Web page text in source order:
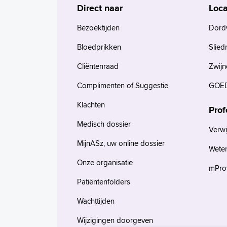
Direct naar
Bezoektijden
Bloedprikken
Cliëntenraad
Complimenten of Suggestie
Klachten
Medisch dossier
MijnASz, uw online dossier
Onze organisatie
Patiëntenfolders
Wachttijden
Wijzigingen doorgeven